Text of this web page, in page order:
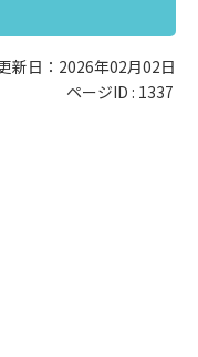
新日：2026年02月02日
ページID : 1337